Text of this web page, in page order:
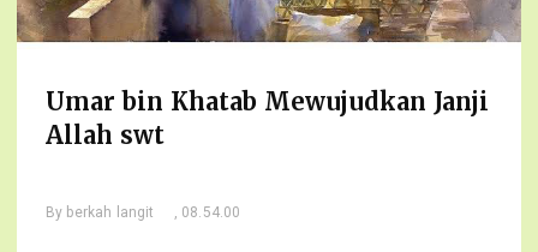
Umar bin Khatab Mewujudkan Janji
Allah swt
By berkah langit , 08.54.00